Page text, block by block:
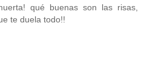
qué buenas son las risas,
te duela todo!!